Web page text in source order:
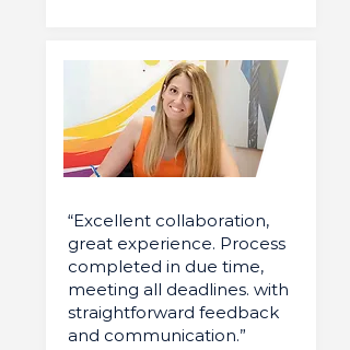
“Excellent collaboration,
great experience. Process
completed in due time,
meeting all deadlines. with
straightforward feedback
and communication.”